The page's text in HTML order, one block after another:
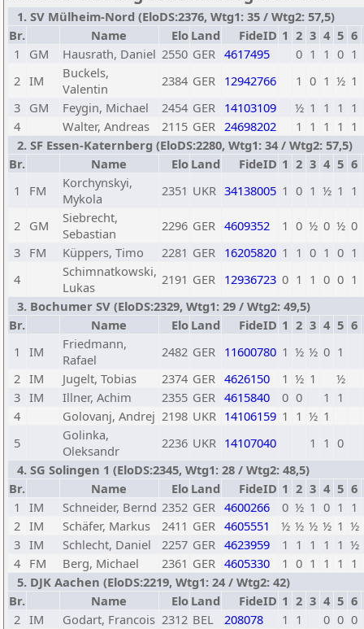
1. SV Mülheim-Nord (EloDS:2376, Wtg1: 35 / Wtg2: 57,5)
Br.
Name Elo Land FideID 1 2 3 4 5 6
1
GM Hausrath, Daniel 2550 GER 4617495 0 1 1 0 1
2 IM
Buckels,
Valentin
2384 GER 12942766 1 0 1 ½ 1
3 GM Feygin, Michael 2454 GER 14103109 ½ 1 1 1 1
4
Walter, Andreas 2115 GER 24698202 1 1 1 1 1
2. SF Essen-Katernberg (EloDS:2280, Wtg1: 34 / Wtg2: 57,5)
Br.
Name Elo Land FideID 1 2 3 4 5 6
1
FM
Korchynskyi,
Mykola
2351 UKR 34138005 1 0 1 ½ 1 1
2 GM
Siebrecht,
Sebastian
2296 GER 4609352 1 0 ½ 0 ½ 0
3 FM Küppers, Timo 2281 GER 16205820 1 1 0 1 0 1
4
Schimnatkowski,
Lukas
2191 GER 12936723 0 1 1 0 0 1
3. Bochumer SV (EloDS:2329, Wtg1: 29 / Wtg2: 49,5)
Br.
Name Elo Land FideID 1 2 3 4 5 6
1
IM
Friedmann,
Rafael
2482 GER 11600780 1 ½ ½ 0 1
2 IM Jugelt, Tobias 2374 GER 4626150 1 ½ 1
½
3 IM Illner, Achim 2355 GER 4615840 0 0 1 1
4
Golovanj, Andrej 2198 UKR 14106159 1 1 ½ 1
5
Golinka,
Oleksandr
2236 UKR 14107040 1 1 0
4. SG Solingen 1 (EloDS:2345, Wtg1: 28 / Wtg2: 48,5)
Br.
Name Elo Land FideID 1 2 3 4 5 6
1
IM Schneider, Bernd 2352 GER 4600266 0 ½ 1 0 1 1
2 IM Schäfer, Markus 2411 GER 4605551 ½ ½ ½ ½ 1 ½
3 IM Schlecht, Daniel 2257 GER 4623959 1 1 1 1 1 ½
4 FM Berg, Michael 2361 GER 4605330 1 0 1 1 1 1
5. DJK Aachen (EloDS:2219, Wtg1: 24 / Wtg2: 42)
Br.
Name Elo Land FideID 1 2 3 4 5 6
2 IM Godart, Francois 2312 BEL 208078 1 1 0 0 0